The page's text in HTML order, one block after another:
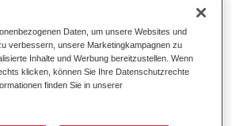
Basislack 285, einem hochwertigen
Es basiert auf einer
für Uni- und
Daten, um unsere Websites und
verbessern, unsere Marketingkampagnen zu
Inhalte und Werbung bereitzustellen. Wenn
klicken, können Sie Ihre Datenschutzrechte
finden Sie in unserer